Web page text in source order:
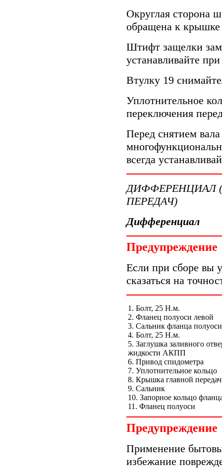
Округлая сторона
обращена к
Штифт защелки
устанавливайте
Втулку 19
Уплотнительное
переключения
Перед снятием
всегда
ДИФФЕРЕНЦИАЛ
ПЕРЕДАЧ)
Дифференциал
Предупреждение
Если при сборе вы
сказаться на
1. Болт, 25 Н.м.
2. Фланец полуоси левой
3. Сальник фланца полуоси
4. Болт, 25 Н.м.
5. Заглушка заливного
жидкости АКПП
6. Привод спидометра
7. Уплотнительное кольцо
8. Крышка главной
9. Сальник
10. Запорное кольцо
11. Фланец полуоси
Предупреждение
Применение
избежание